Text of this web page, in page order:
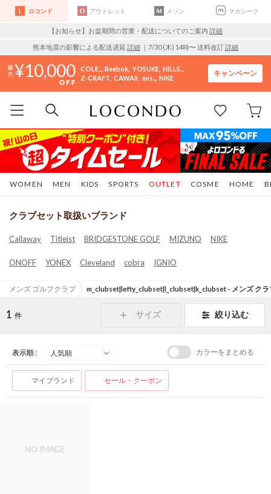
ロコンド アウトレット メゾン マガシーク
【お知らせ】お盆期間の営業・配送についてのご案内 詳細
熊本地震の影響による配送遅延 詳細 ｜7/30 (木) 14時〜 送料改訂詳細
10,000 COLE.. Reebok YOSUKE HILLS..
Z-CRAFT CAWAII mis.. NIKE
キャンペーン
WOMEN MEN KIDS SPORTS COSME HOME
OUTLET
クラブセット取扱いブランド
Callaway Titleist BRIDGESTONE GOLF MIZUNO NIKE
ONOFF YONEX Cleveland cobra IGNIO
メンズ ゴルフクラブ m_clubset|lefty_clubset|l_clubset|k_clubset - メンズ クラ
1 件 サイズ 絞り込む
表示順 : カラーをまとめる
マイブランド セール・クーポン